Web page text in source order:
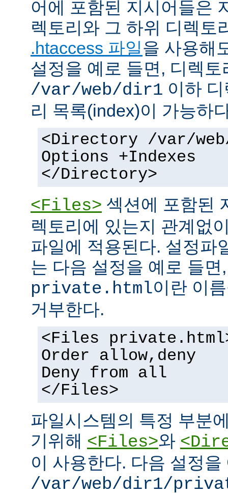
어에 포함된 지시어들은
렉토리와 그 하위 디렉토
.htaccess 파일을 사용해
설정을 예로 들면, 디렉
/var/web/dir1 이하
리 목록(index)이 가능하
<Directory /var/
Options +Indexes
</Directory>
<Files> 섹션에 포함된
렉토리에 있는지 관계없
파일에 적용된다. 설정파
는 다음 설정을 예로 들
private.html이란 이
거부한다.
<Files
Order allow,deny
Deny from all
</Files>
파일시스템의 특정 부분
기위해 <Files>와
이 사용한다. 다음 설정을
/var/web/dir1/